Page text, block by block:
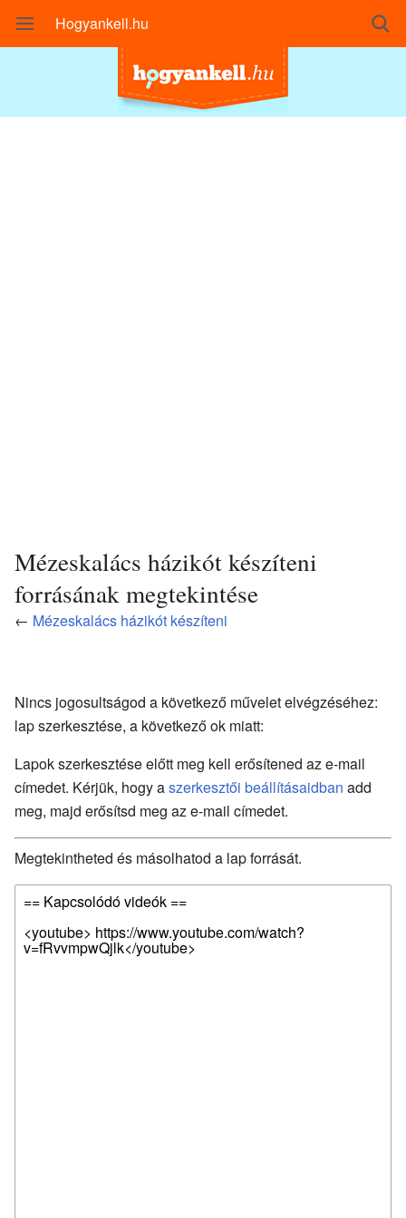
Hogyankell.hu
Mézeskalács házikót készíteni
forrásának megtekintése
← Mézeskalács házikót készíteni
Nincs jogosultságod a következő művelet elvégzéséhez:
lap szerkesztése, a következő ok miatt:
Lapok szerkesztése előtt meg kell erősítened az e-mail
címedet. Kérjük, hogy aszerkesztői beállításaidban add
meg, majd erősítsd meg az e-mail címedet.
Megtekintheted és másolhatod a lap forrását.